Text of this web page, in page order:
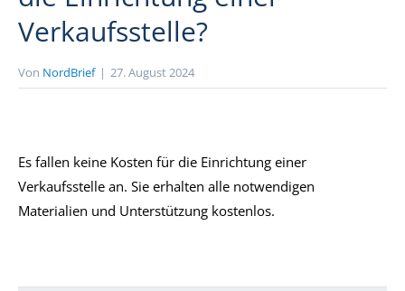
Verkaufsstelle?
Von NordBrief | 27. August 2024
Es fallen keine Kosten für die Einrichtung einer
Verkaufsstelle an. Sie erhalten alle notwendigen
Materialien und Unterstützung kostenlos.